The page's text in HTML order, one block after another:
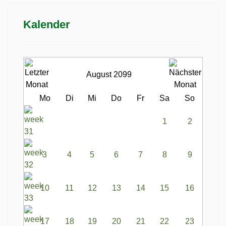
Kalender
August 2099
Mo Di Mi Do Fr Sa So
1 2
3 4 5 6 7 8 9
10 11 12 13 14 15 16
17 18 19 20 21 22 23